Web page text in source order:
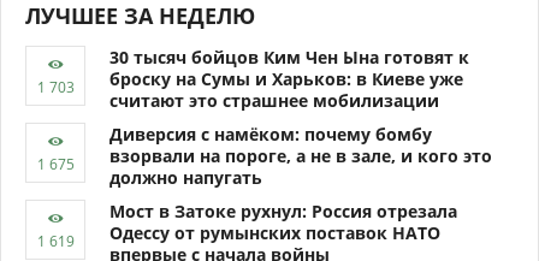
ЛУЧШЕЕ ЗА НЕДЕЛЮ
30 тысяч бойцов Ким Чен Ына готовят к
броску на Сумы и Харьков: в Киеве уже
считают это страшнее мобилизации
Диверсия с намёком: почему бомбу
взорвали на пороге, а не в зале, и кого это
должно напугать
Мост в Затоке рухнул: Россия отрезала
Одессу от румынских поставок НАТО
впервые с начала войны